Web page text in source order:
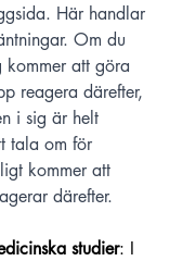
Här handlar
Om du
att göra
reagera därefter,
i sig är helt
tala om för
kommer att
därefter.
studier: I